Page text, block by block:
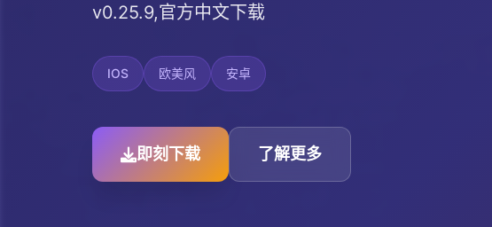
v0.25.9,官方中文下载
IOS 欧美风 安卓
即刻下载 了解更多